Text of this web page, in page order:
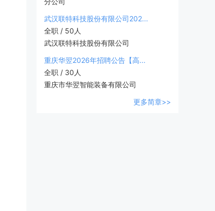
武汉联特科技股份有限公司202...
全职 / 50人
武汉联特科技股份有限公司
重庆华翌2026年招聘公告【高...
全职 / 30人
重庆市华翌智能装备有限公司
更多简章>>